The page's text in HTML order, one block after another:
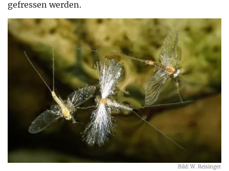
gefressen werden.
Bild: W. Reisinger